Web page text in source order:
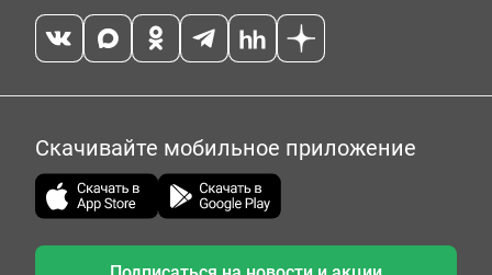
Скачивайте мобильное приложение